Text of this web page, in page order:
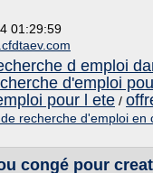
01:29:59
d emploi
d'emploi
pour l ete /
recherche d'emploi en
congé pour